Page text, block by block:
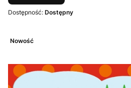
Dostępność: Dostępny
Nowość